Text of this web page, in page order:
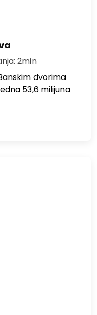
2min
dvorima
53,6 milijuna